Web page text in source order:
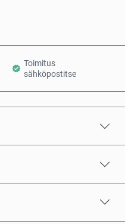
Toimitus
sähköpostitse